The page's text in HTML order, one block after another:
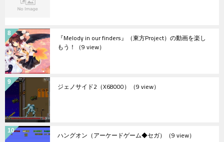
『Melody in our finders』（東方Project）の動画を楽し
もう！ （9 view）
ジェノサイド2（X68000） （9 view）
ハングオン（アーケードゲーム◆セガ） （9 view）